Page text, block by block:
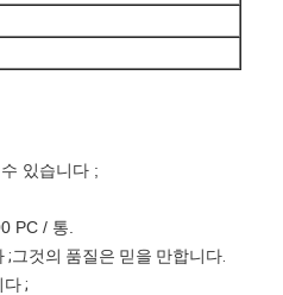
있습니다 ;
PC / 통.
그것의 품질은 믿을 만합니다.
;